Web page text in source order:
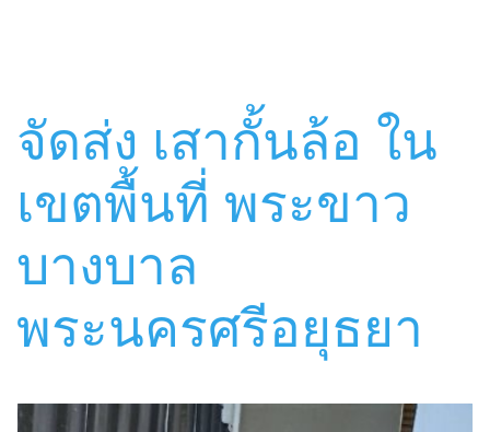
จัดส่ง เสากั้นล้อ ใน
เขตพื้นที่ พระขาว
บางบาล
พระนครศรีอยุธยา